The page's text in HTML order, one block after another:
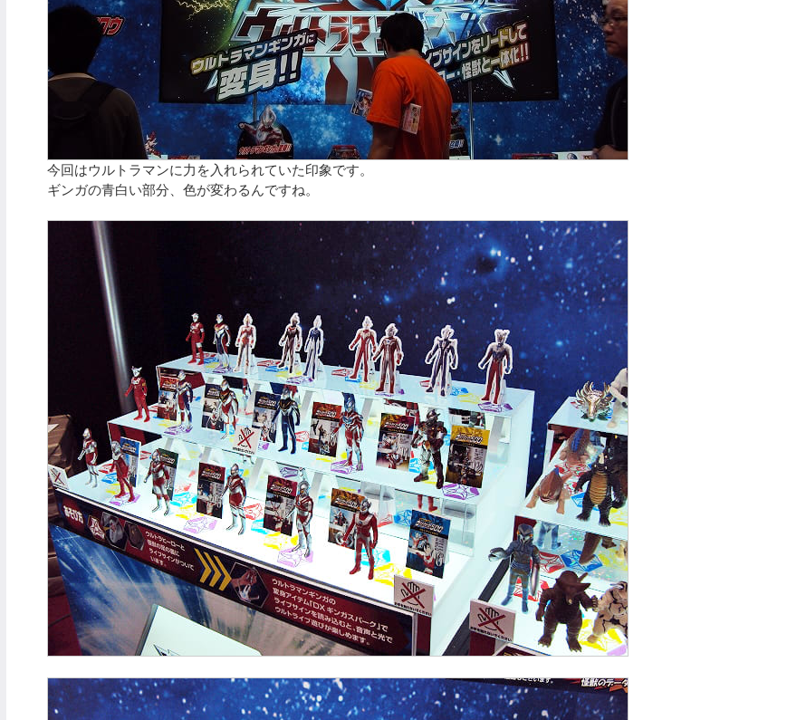
今回はウルトラマンに力を入れられていた印象です。
ギンガの青白い部分、色が変わるんですね。